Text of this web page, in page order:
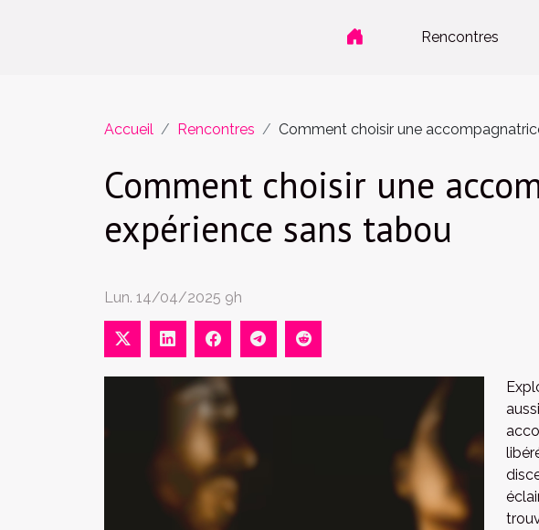
Rencontres
Accueil Rencontres Comment choisir une
Comment choisir une
expérience sans tabou
Lun. 14/04/2025 9h